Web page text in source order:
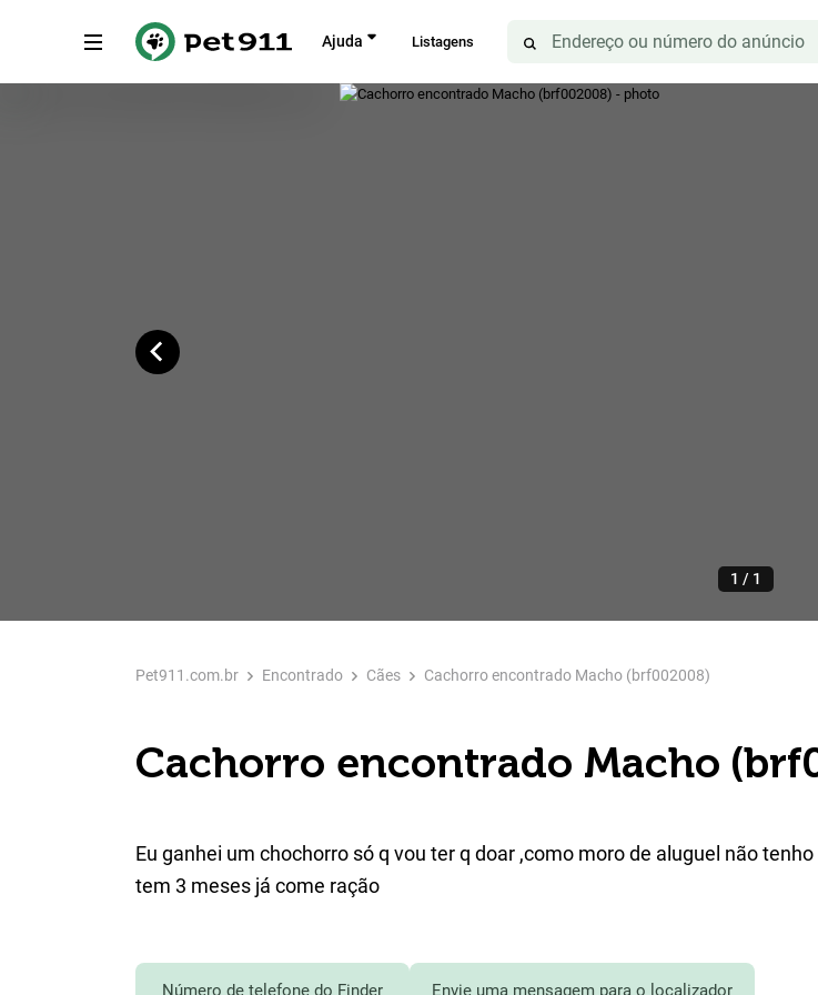
Ajuda Listagens
1 / 1
Pet911.com.br Encontrado Cães Cachorro encontrado Macho (brf002008)
Cachorro encontrado Macho
Eu ganhei um chochorro só q vou ter q doar ,como moro de aluguel não
tem 3 meses já come ração
Número de telefone do Finder Envie uma mensagem para o localizador
Voltar